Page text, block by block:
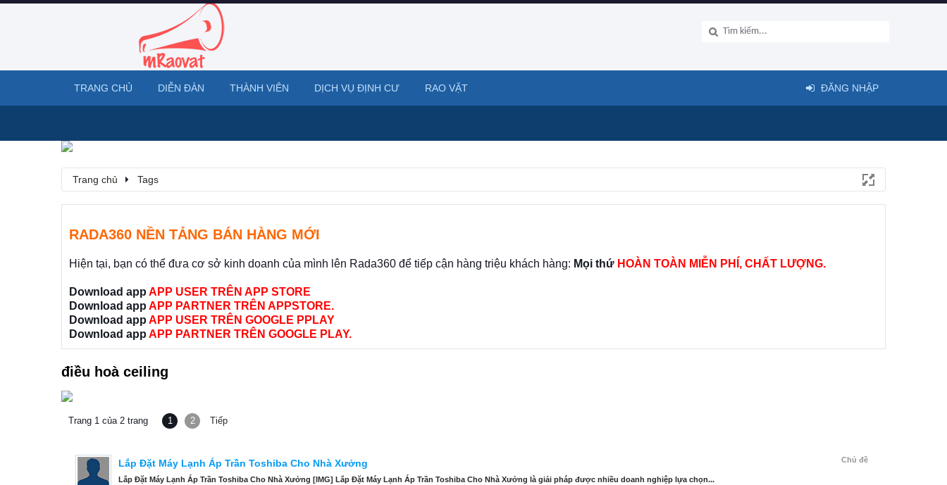
Trang chủ Tags
RADA360 NỀN TẢNG BÁN HÀNG MỚI
Hiện tại, bạn có thể đưa cơ sở kinh doanh của mình lên Rada360 để tiếp cận hàng triệu khách hàng: Mọi thứ HOÀN TOÀN MIỄN PHÍ, CHẤT LƯỢNG.
Download app APP USER TRÊN APP STORE
Download app APP PARTNER TRÊN APPSTORE.
Download app APP USER TRÊN GOOGLE PPLAY
Download app APP PARTNER TRÊN GOOGLE PLAY.
điều hoà ceiling
Trang 1 của 2 trang 1 2 Tiếp
Chủ đề
Lắp Đặt Máy Lạnh Áp Trần Toshiba Cho Nhà Xưởng
Lắp Đặt Máy Lạnh Áp Trần Toshiba Cho Nhà Xưởng [IMG] Lắp Đặt Máy Lạnh Áp Trần Toshiba Cho Nhà Xưởng là giải pháp được nhiều doanh nghiệp lựa chọn...
TRANG CHỦ DIỄN ĐÀN THÀNH VIÊN DỊCH VỤ ĐỊNH CƯ RAO VẶT ĐĂNG NHẬP